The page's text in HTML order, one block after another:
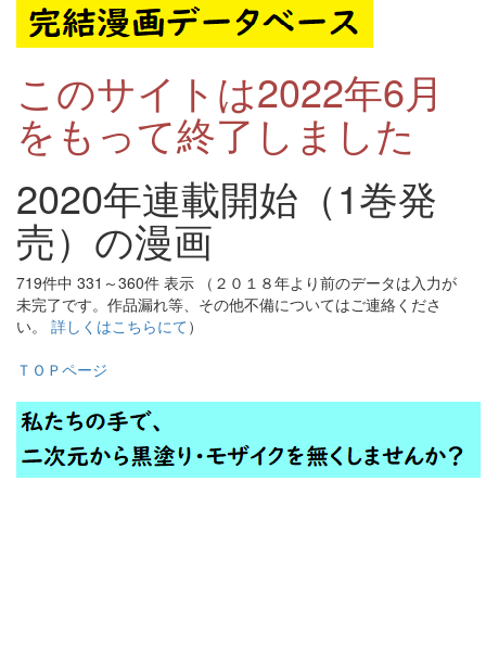
このサイトは2022年6月
をもって終了しました
2020年連載開始（1巻発
売）の漫画
719件中 331～360件 表示 （２０１８年より前のデータは入力が
未完了です。作品漏れ等、その他不備についてはご連絡くださ
い。 詳しくはこちらにて）
ＴＯＰページ